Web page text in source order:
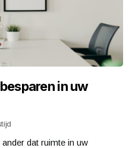
in uw
dat ruimte in uw